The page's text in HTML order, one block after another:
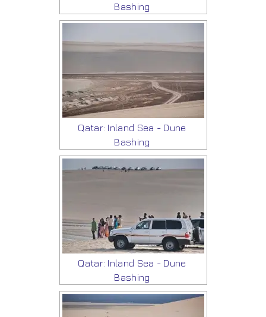
Bashing
Qatar: Inland Sea - Dune
Bashing
Qatar: Inland Sea - Dune
Bashing